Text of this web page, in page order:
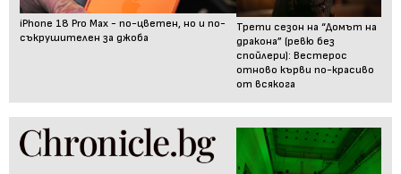
iPhone 18 Pro Max - по-цветен, но и по-
съкрушителен за джоба
Трети сезон на “Домът на
дракона” (ревю без
спойлери): Вестерос
отново кърви по-красиво
от всякога